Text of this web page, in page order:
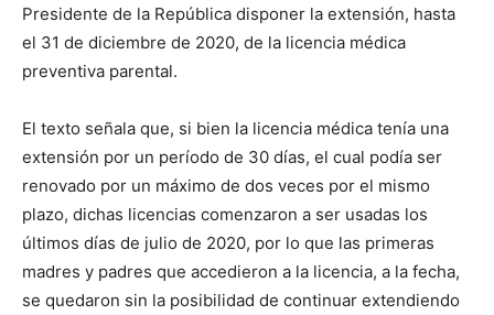
Presidente de la República disponer la extensión, hasta
el 31 de diciembre de 2020, de la licencia médica
preventiva parental.
El texto señala que, si bien la licencia médica tenía una
extensión por un período de 30 días, el cual podía ser
renovado por un máximo de dos veces por el mismo
plazo, dichas licencias comenzaron a ser usadas los
últimos días de julio de 2020, por lo que las primeras
madres y padres que accedieron a la licencia, a la fecha,
se quedaron sin la posibilidad de continuar extendiendo